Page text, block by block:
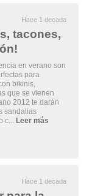
Hace 1 decada
tacones,
en verano son
para
bikinis,
que se vienen
2012 te darán
sandalias
c... Leer más
Hace 1 decada